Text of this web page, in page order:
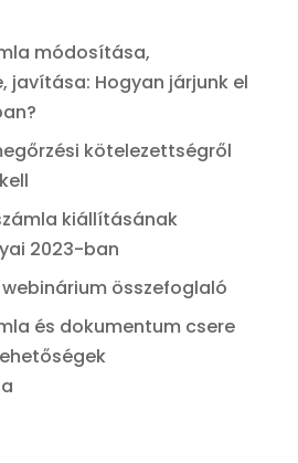
módosítása,
javítása: Hogyan járjunk el
kötelezettségről
kiállításának
2023-ban
összefoglaló
és dokumentum csere